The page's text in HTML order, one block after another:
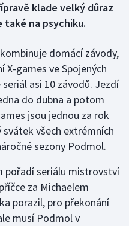
klade velký důraz
na psychiku.
domácí závody,
games ve Spojených
asi 10 závodů. Jezdí
do dubna a potom
jsou jednou za rok
všech extrémních
sezony Podmol.
pořadí seriálu mistrovství
za Michaelem
porazil, pro překonání
musí Podmol v